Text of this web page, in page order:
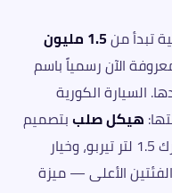
تبدأ من
1.5 مليون
الآن رسمياً باسم
السيارة الكورية
هيكل صلب بتصميم
الأعلى — ميزة